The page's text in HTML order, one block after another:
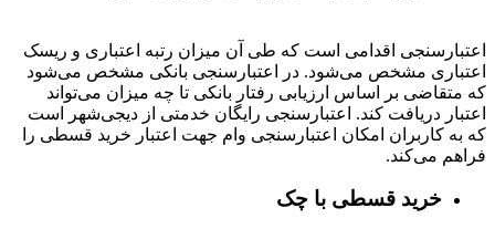
اعتبارسنجی اقدامی است که طی آن میزان رتبه اعتباری و ریسک
اعتباری مشخص می‌شود. در اعتبارسنجی بانکی مشخص می‌شود
که متقاضی بر اساس ارزیابی رفتار بانکی تا چه میزان می‌تواند
اعتبار دریافت کند. اعتبارسنجی رایگان خدمتی از دیجی‌شهر است
که به کاربران امکان اعتبارسنجی وام جهت اعتبار خرید قسطی را
فراهم می‌کند.
خرید قسطی با چک